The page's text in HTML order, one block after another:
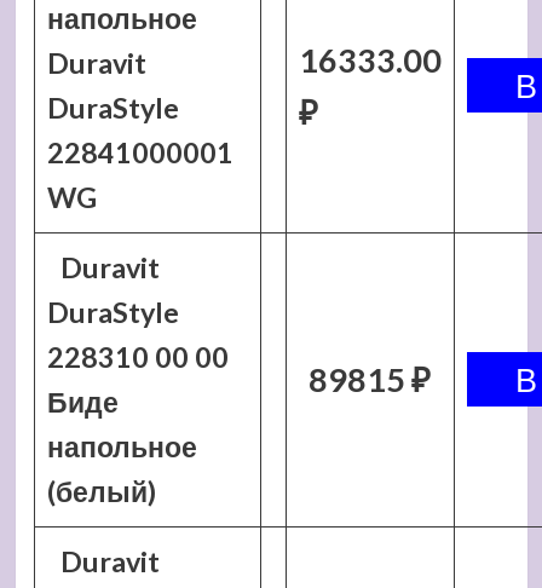
напольное
Duravit
DuraStyle
22841000001
WG
16333.00
₽
Duravit
DuraStyle
228310 00 00
Биде
напольное
(белый)
89815 ₽
Duravit